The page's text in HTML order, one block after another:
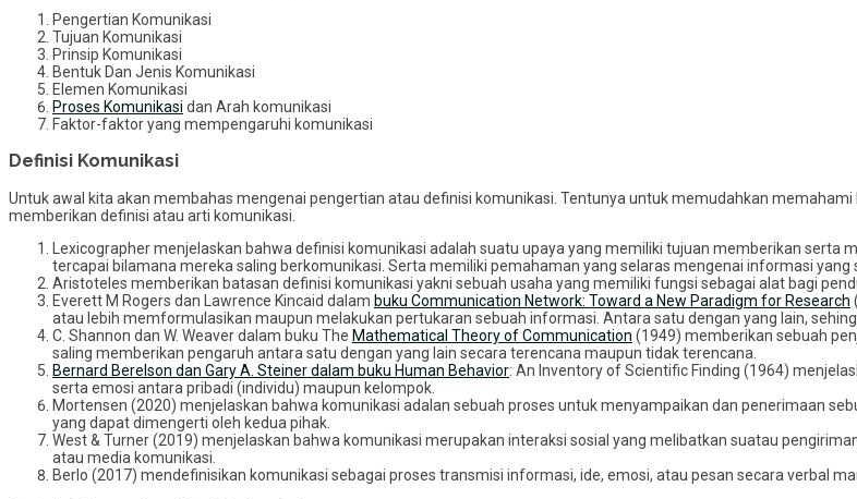
Pengertian Komunikasi
Tujuan Komunikasi
Prinsip Komunikasi
Bentuk Dan Jenis Komunikasi
Elemen Komunikasi
Proses Komunikasi dan Arah komunikasi
Faktor-faktor yang mempengaruhi komunikasi
Definisi Komunikasi
Untuk awal kita akan membahas mengenai pengertian atau definisi komunikasi. Tentunya untuk memudahkan
memberikan definisi atau arti komunikasi.
Lexicographer menjelaskan bahwa definisi komunikasi adalah suatu upaya yang memiliki tujuan memberikan serta
tercapai bilamana mereka saling berkomunikasi. Serta memiliki pemahaman yang selaras mengenai informasi yang
Aristoteles memberikan batasan definisi komunikasi yakni sebuah usaha yang memiliki fungsi sebagai alat bagi
Everett M Rogers dan Lawrence Kincaid dalam buku Communication Network: Toward a New Paradigm for Research
atau lebih memformulasikan maupun melakukan pertukaran sebuah informasi. Antara satu dengan yang lain,
C. Shannon dan W. Weaver dalam buku The Mathematical Theory of Communication (1949) memberikan sebuah
saling memberikan pengaruh antara satu dengan yang lain secara terencana maupun tidak terencana.
Bernard Berelson dan Gary A. Steiner dalam buku Human Behavior: An Inventory of Scientific Finding (1964)
serta emosi antara pribadi (individu) maupun kelompok.
Mortensen (2020) menjelaskan bahwa komunikasi adalan sebuah proses untuk menyampaikan dan penerimaan
yang dapat dimengerti oleh kedua pihak.
West & Turner (2019) menjelaskan bahwa komunikasi merupakan interaksi sosial yang melibatkan suatau
atau media komunikasi.
Berlo (2017) mendefinisikan komunikasi sebagai proses transmisi informasi, ide, emosi, atau pesan secara verbal